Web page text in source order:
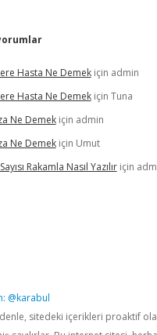
Hasta Ne Demekiçin admin
Hasta Ne Demekiçin Tuna
Ne Demekiçin admin
Ne Demekiçin Umut
Rakamla Nasıl Yazılıriçin
@karabul
sitedeki içerikleri proaktif